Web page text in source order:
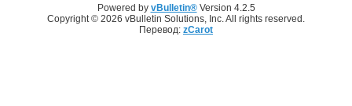
Powered by vBulletin®Version 4.2.5
Copyright © 2026 vBulletin Solutions, Inc. All rights reserved.
Перевод: zCarot